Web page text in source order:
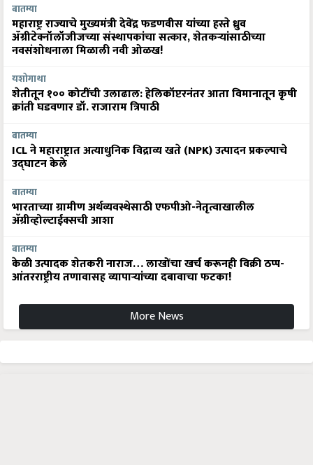
बातम्या
महाराष्ट्र राज्याचे मुख्यमंत्री देवेंद्र फडणवीस यांच्या हस्ते ध्रुव
ॲग्रीटेक्नॉलॉजीजच्या संस्थापकांचा सत्कार, शेतकऱ्यांसाठीच्या
नवसंशोधनाला मिळाली नवी ओळख!
यशोगाथा
शेतीतून १०० कोटींची उलाढाल: हेलिकॉप्टरनंतर आता विमानातून कृषी
क्रांती घडवणार डॉ. राजाराम त्रिपाठी
बातम्या
ICL ने महाराष्ट्रात अत्याधुनिक विद्राव्य खते (NPK) उत्पादन प्रकल्पाचे
उद्घाटन केले
बातम्या
भारताच्या ग्रामीण अर्थव्यवस्थेसाठी एफपीओ-नेतृत्वाखालील
अ‍ॅग्रीव्होल्टाईक्सची आशा
बातम्या
केळी उत्पादक शेतकरी नाराज… लाखोंचा खर्च करूनही विक्री ठप्प-
आंतरराष्ट्रीय तणावासह व्यापाऱ्यांच्या दबावाचा फटका!
More News